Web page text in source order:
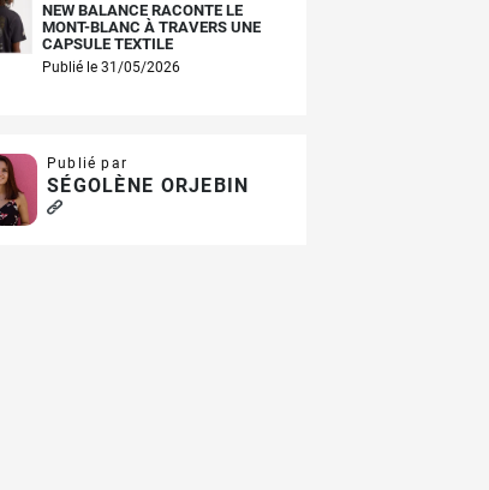
NEW BALANCE RACONTE LE
MONT-BLANC À TRAVERS UNE
CAPSULE TEXTILE
Publié le 31/05/2026
Publié par
SÉGOLÈNE ORJEBIN